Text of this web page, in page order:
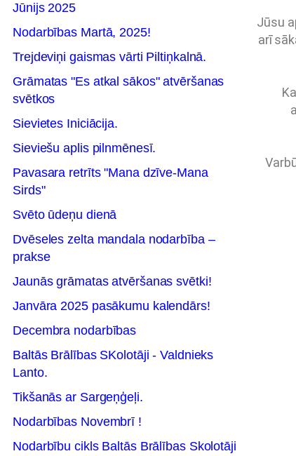
Jūnijs 2025
Nodarbības Martā, 2025!
Trejdeviņi gaismas vārti Piltiņkalnā.
Grāmatas "Es atkal sākos" atvēršanas
svētkos
Sievietes Iniciācija.
Sieviešu aplis pilnmēnesī.
Pavasara retrīts "Mana dzīve-Mana
Sirds"
Svēto ūdeņu dienā
Dvēseles zelta mandala nodarbība –
prakse
Jaunās grāmatas atvēršanas svētki!
Janvāra 2025 pasākumu kalendārs!
Decembra nodarbības
Baltās Brālības SKolotāji - Valdnieks
Lanto.
Tikšanās ar Sargeņģeļi.
Nodarbības Novembrī !
Nodarbību cikls Baltās Brālības Skolotāji
Jūsu
arī